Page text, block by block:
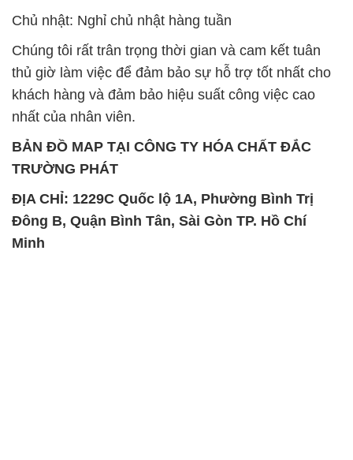
Chủ nhật: Nghỉ chủ nhật hàng tuần
Chúng tôi rất trân trọng thời gian và cam kết tuân
thủ giờ làm việc để đảm bảo sự hỗ trợ tốt nhất cho
khách hàng và đảm bảo hiệu suất công việc cao
nhất của nhân viên.
BẢN ĐỒ MAP TẠI CÔNG TY HÓA CHẤT ĐẮC
TRƯỜNG PHÁT
ĐỊA CHỈ: 1229C Quốc lộ 1A, Phường Bình Trị
Đông B, Quận Bình Tân, Sài Gòn TP. Hồ Chí
Minh